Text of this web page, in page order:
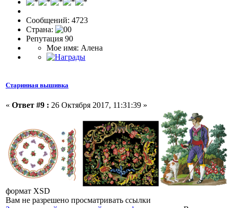
Сообщений: 4723
Страна:
Репутация 90
Мое имя: Алена
Старинная вышивка
« Ответ #9 : 26 Октября 2017, 11:31:39 »
формат XSD
Вам не разрешено просматривать ссылки